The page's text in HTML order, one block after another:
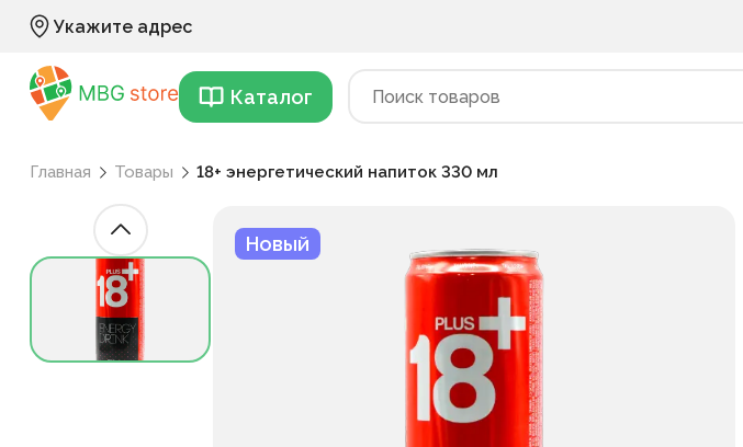
Укажите адрес
Каталог
Главная Товары 18+ энергетический напиток 330 мл
Новый